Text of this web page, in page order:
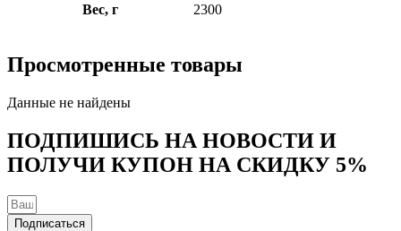
Вес, г 2300
Просмотренные товары
Данные не найдены
ПОДПИШИСЬ НА НОВОСТИ И
ПОЛУЧИ КУПОН НА СКИДКУ 5%
Подписаться